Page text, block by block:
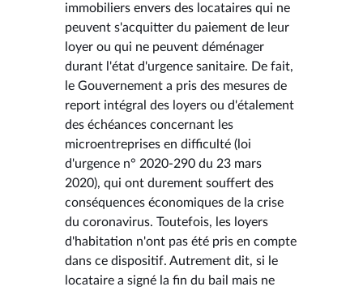
immobiliers envers des locataires qui ne
peuvent s'acquitter du paiement de leur
loyer ou qui ne peuvent déménager
durant l'état d'urgence sanitaire. De fait,
le Gouvernement a pris des mesures de
report intégral des loyers ou d'étalement
des échéances concernant les
microentreprises en difficulté (loi
d'urgence n° 2020-290 du 23 mars
2020), qui ont durement souffert des
conséquences économiques de la crise
du coronavirus. Toutefois, les loyers
d'habitation n'ont pas été pris en compte
dans ce dispositif. Autrement dit, si le
locataire a signé la fin du bail mais ne